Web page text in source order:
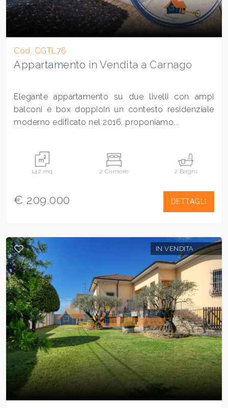
Cod. CGTL76
Appartamento in Vendita a Carnago
Elegante appartamento su due livelli con ampi
balconi e box doppioIn un contesto residenziale
moderno edificato nel 2016, proponiamo...
142 mq 2 Camere 2 Bagni
€ 209.000 DETTAGLI
IN VENDITA